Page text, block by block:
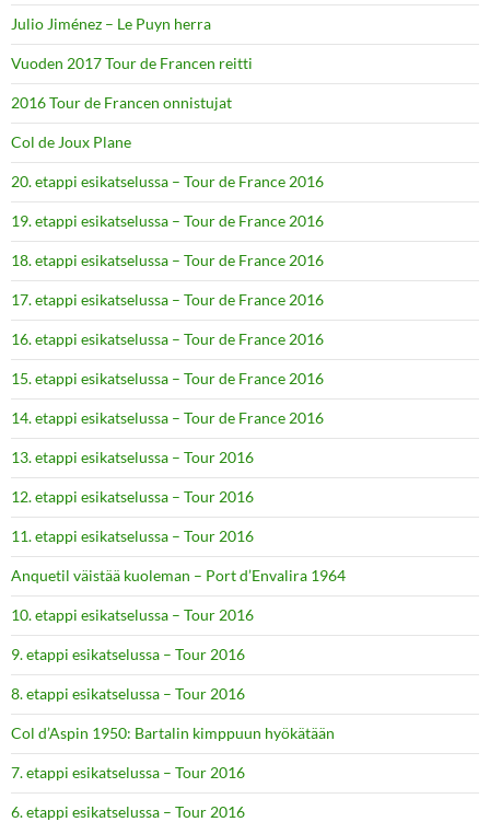
Julio Jiménez – Le Puyn herra
Vuoden 2017 Tour de Francen reitti
2016 Tour de Francen onnistujat
Col de Joux Plane
20. etappi esikatselussa – Tour de France 2016
19. etappi esikatselussa – Tour de France 2016
18. etappi esikatselussa – Tour de France 2016
17. etappi esikatselussa – Tour de France 2016
16. etappi esikatselussa – Tour de France 2016
15. etappi esikatselussa – Tour de France 2016
14. etappi esikatselussa – Tour de France 2016
13. etappi esikatselussa – Tour 2016
12. etappi esikatselussa – Tour 2016
11. etappi esikatselussa – Tour 2016
Anquetil väistää kuoleman – Port d’Envalira 1964
10. etappi esikatselussa – Tour 2016
9. etappi esikatselussa – Tour 2016
8. etappi esikatselussa – Tour 2016
Col d’Aspin 1950: Bartalin kimppuun hyökätään
7. etappi esikatselussa – Tour 2016
6. etappi esikatselussa – Tour 2016